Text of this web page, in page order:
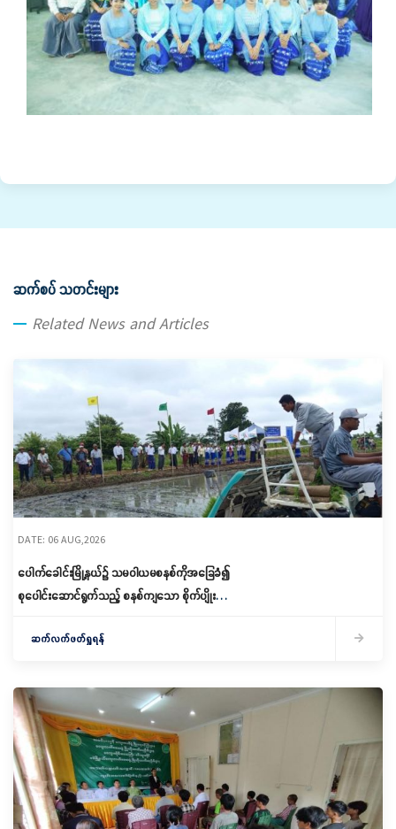
ဆက်စပ် သတင်းများ
Related News and Articles
DATE: 06 AUG,2026
ပေါက်ခေါင်းမြို့နယ်၌ သမဝါယမစနစ်ကိုအခြေခံ၍
စုပေါင်းဆောင်ရွက်သည့် စနစ်ကျသော စိုက်ပျိုးရေး
ဆက်လက်ဖတ်ရှုရန်